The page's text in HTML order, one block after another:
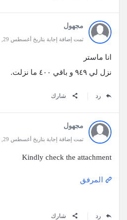
مجهول
تمت إضافة إجابة بتاريخ أغسطس 29, 2021 في 8:34 pm
انا ماستر
نزل لي ٩٤٩ و باقي ٤٠٠ ما نزلت.
رد شارك
مجهول
تمت إضافة إجابة بتاريخ أغسطس 29, 2021 في 9:05 pm
Kindly check the attachment
المرفق
رد شارك